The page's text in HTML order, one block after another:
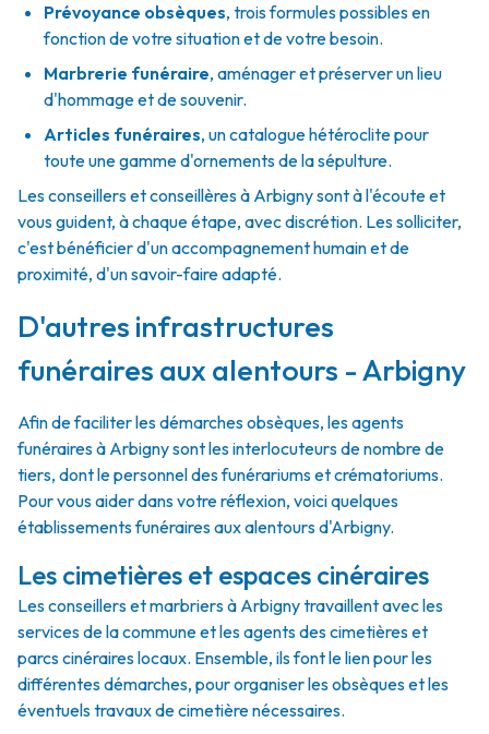
Prévoyance obsèques, trois formules possibles en
fonction de votre situation et de votre besoin.
Marbrerie funéraire, aménager et préserver un lieu
d'hommage et de souvenir.
Articles funéraires, un catalogue hétéroclite pour
toute une gamme d'ornements de la sépulture.
Les conseillers et conseillères à Arbigny sont à l'écoute et
vous guident, à chaque étape, avec discrétion. Les solliciter,
c'est bénéficier d'un accompagnement humain et de
proximité, d'un savoir-faire adapté.
D'autres infrastructures
funéraires aux alentours - Arbigny
Afin de faciliter les démarches obsèques, les agents
funéraires à Arbigny sont les interlocuteurs de nombre de
tiers, dont le personnel des funérariums et crématoriums.
Pour vous aider dans votre réflexion, voici quelques
établissements funéraires aux alentours d'Arbigny.
Les cimetières et espaces cinéraires
Les conseillers et marbriers à Arbigny travaillent avec les
services de la commune et les agents des cimetières et
parcs cinéraires locaux. Ensemble, ils font le lien pour les
différentes démarches, pour organiser les obsèques et les
éventuels travaux de cimetière nécessaires.